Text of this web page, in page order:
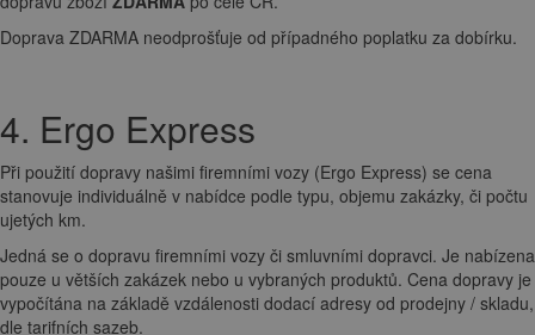
Doprava ZDARMA neodprošťuje od případného poplatku za dobírku.
4. Ergo Express
Při použití dopravy našimi firemními vozy (Ergo Express) se cena
stanovuje individuálně v nabídce podle typu, objemu zakázky, či počtu
ujetých km.
Jedná se o dopravu firemními vozy či smluvními dopravci. Je nabízena
pouze u větších zakázek nebo u vybraných produktů. Cena dopravy je
vypočítána na základě vzdálenosti dodací adresy od prodejny / skladu,
dle tarifních sazeb.